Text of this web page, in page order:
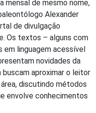
mensal de mesmo nome,
Alexander
de divulgação
Os textos – alguns com
linguagem acessível
novidades da
aproximar o leitor
discutindo métodos
envolve conhecimentos